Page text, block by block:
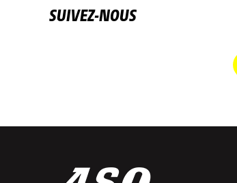
SUIVEZ-NOUS